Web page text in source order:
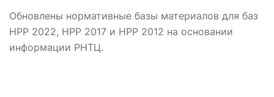
Обновлены нормативные базы материалов для баз
НРР 2022, НРР 2017 и НРР 2012 на основании
информации РНТЦ.